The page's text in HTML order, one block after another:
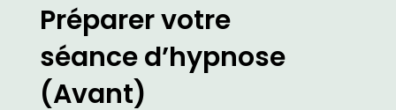
Préparer votre
séance d’hypnose
(Avant)